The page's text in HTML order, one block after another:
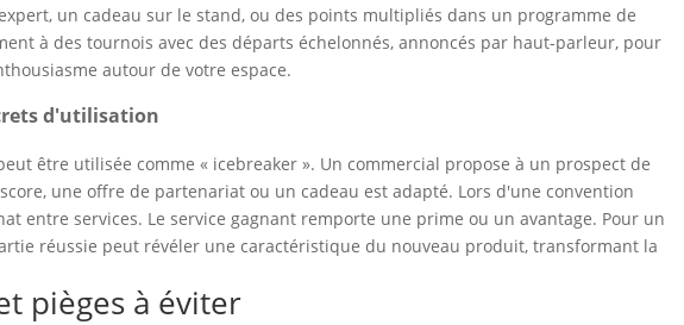
un cadeau sur le stand, ou des points multipliés dans un programme de
à des tournois avec des départs échelonnés, annoncés par haut-parleur, pour
autour de votre espace.
d'utilisation
être utilisée comme « icebreaker ». Un commercial propose à un prospect de
une offre de partenariat ou un cadeau est adapté. Lors d'une convention
entre services. Le service gagnant remporte une prime ou un avantage. Pour un
réussie peut révéler une caractéristique du nouveau produit, transformant la
pièges à éviter